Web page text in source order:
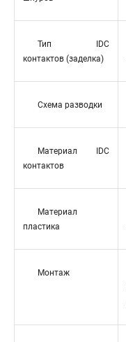
Тип IDC
контактов (заделка)
Схема разводки
Материал IDC
контактов
Материал
пластика
Монтаж